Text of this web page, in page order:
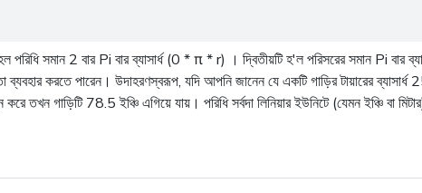
পরিধি সমান 2 বার Pi বার ব্যাসার্ধ (0 * π * r) । দ্বিতীয়টি হ'ল পরিসরের সমান Pi
ব্যবহার করতে পারেন। উদাহরণস্বরূপ, যদি আপনি জানেন যে একটি গাড়ির টায়ারের
গাড়িটি 78.5 ইঞ্চি এগিয়ে যায়। পরিধি সর্বদা লিনিয়ার ইউনিটে (যেমন ইঞ্চি বা